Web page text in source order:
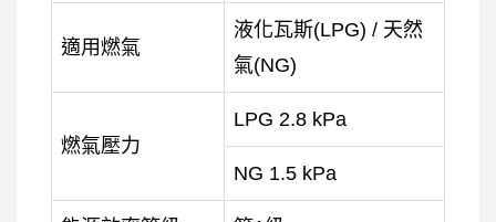
適用燃氣
液化瓦斯(LPG) / 天然
氣(NG)
燃氣壓力
LPG 2.8 kPa
NG 1.5 kPa